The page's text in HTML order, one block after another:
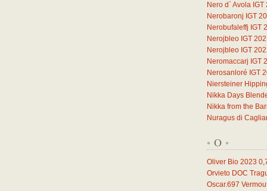
Nero d` Avola IGT
Nerobaronj IGT
Nerobufaleffj IGT
Nerojbleo IGT
Nerojbleo IGT
Neromaccarj IGT
Nerosanloré IGT
Niersteiner
Nikka Days
Nikka from the
Nuragus di
* O *
Oliver Bio 2023
Orvieto DOC
Oscar.697